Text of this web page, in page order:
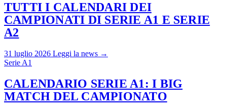
TUTTI I CALENDARI DEI
CAMPIONATI DI SERIE A1 E SERIE
A2
31 luglio 2026 Leggi la news →
Serie A1
CALENDARIO SERIE A1: I BIG
MATCH DEL CAMPIONATO